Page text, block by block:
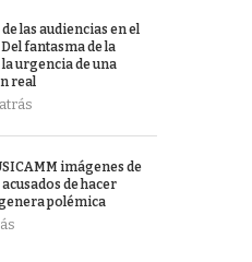
las audiencias en el
fantasma de la
urgencia de una
real
imágenes de
de hacer
polémica